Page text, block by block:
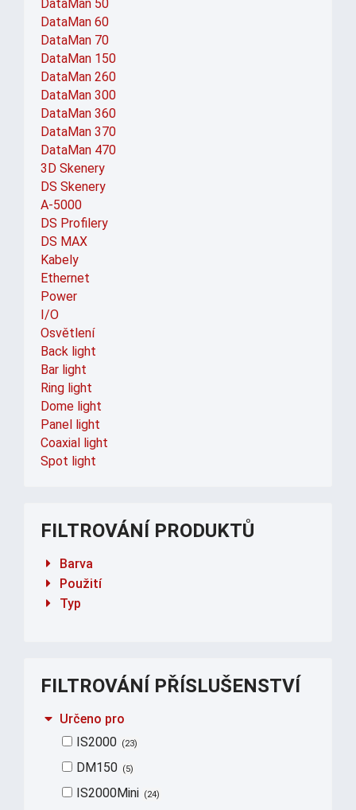
DataMan 50
DataMan 60
DataMan 70
DataMan 150
DataMan 260
DataMan 300
DataMan 360
DataMan 370
DataMan 470
3D Skenery
DS Skenery
A-5000
DS Profilery
DS MAX
Kabely
Ethernet
Power
I/O
Osvětlení
Back light
Bar light
Ring light
Dome light
Panel light
Coaxial light
Spot light
FILTROVÁNÍ PRODUKTŮ
Barva
Použití
Typ
FILTROVÁNÍ PŘÍSLUŠENSTVÍ
Určeno pro
IS2000
23
DM150 5
IS2000Mini 24